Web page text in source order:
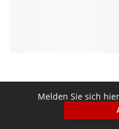
Melden Sie sich